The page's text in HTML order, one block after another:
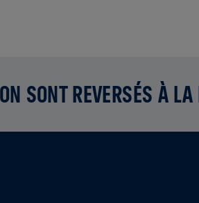
SONT REVERSÉS À LA